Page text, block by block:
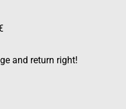
and return right!